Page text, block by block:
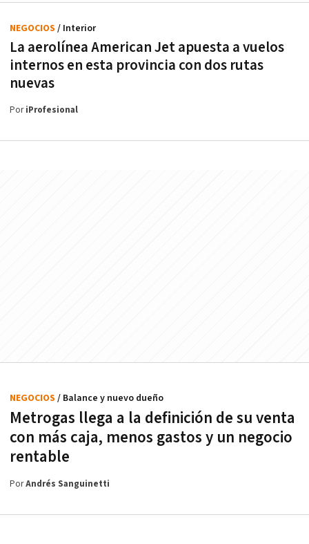
La aerolínea American Jet apuesta a vuelos
internos en esta provincia con dos rutas
nuevas
NEGOCIOS / Interior
PoriProfesional
Metrogas llega a la definición de su venta
con más caja, menos gastos y un negocio
rentable
NEGOCIOS / Balance y nuevo dueño
PorAndrés Sanguinetti